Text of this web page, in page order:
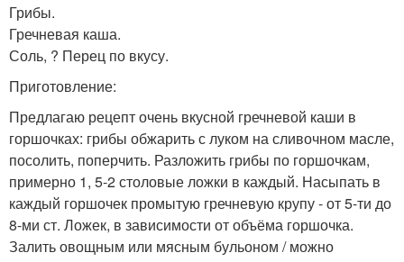
Грибы.
Гречневая каша.
Соль, ? Перец по вкусу.
Приготовление:
Предлагаю рецепт очень вкусной гречневой каши в
горшочках: грибы обжарить с луком на сливочном масле,
посолить, поперчить. Разложить грибы по горшочкам,
примерно 1, 5-2 столовые ложки в каждый. Насыпать в
каждый горшочек промытую гречневую крупу - от 5-ти до
8-ми ст. Ложек, в зависимости от объёма горшочка.
Залить овощным или мясным бульоном / можно